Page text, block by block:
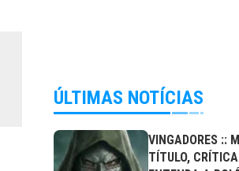
ÚLTIMAS NOTÍCIAS
VINGADORES ::
TÍTULO,